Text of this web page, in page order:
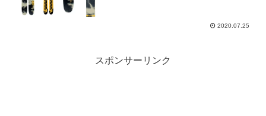
2020.07.25
スポンサーリンク